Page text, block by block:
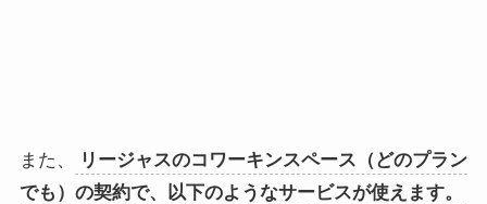
また、
リージャスのコワーキンスペース（どのプラン
でも）の契約で、以下のようなサービスが使えます。